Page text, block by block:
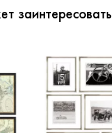
заинтересовать